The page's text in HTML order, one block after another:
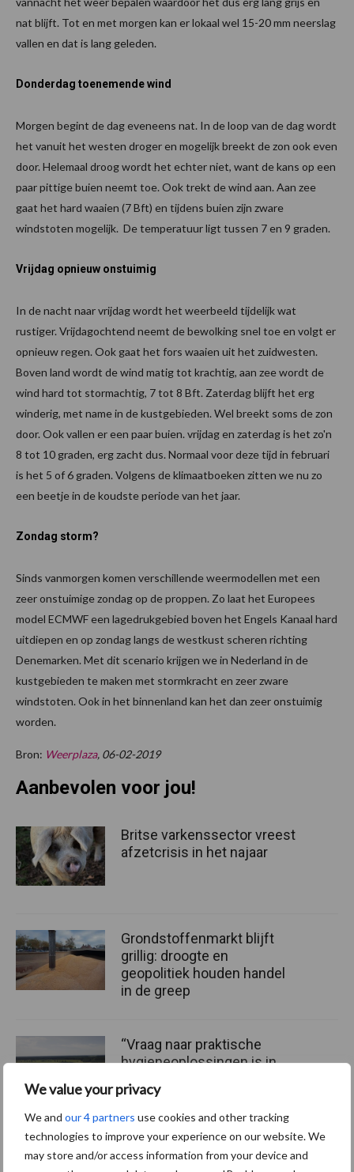
We value your privacy
We and our 4 partners use cookies and other tracking
technologies to improve your experience on our website. We
may store and/or access information from your device and
nat blijft. Tot en met morgen kan er lokaal wel 15-20 mm neerslag
vallen en dat is lang geleden.
Donderdag toenemende wind
Morgen begint de dag eveneens nat. In de loop van de dag wordt
het vanuit het westen droger en mogelijk breekt de zon ook even
door. Helemaal droog wordt het echter niet, want de kans op een
paar pittige buien neemt toe. Ook trekt de wind aan. Aan zee
gaat het hard waaien (7 Bft) en tijdens buien zijn zware
windstoten mogelijk. De temperatuur ligt tussen 7 en 9 graden.
Vrijdag opnieuw onstuimig
In de nacht naar vrijdag wordt het weerbeeld tijdelijk wat
rustiger. Vrijdagochtend neemt de bewolking snel toe en volgt er
opnieuw regen. Ook gaat het fors waaien uit het zuidwesten.
Boven land wordt de wind matig tot krachtig, aan zee wordt de
wind hard tot stormachtig, 7 tot 8 Bft. Zaterdag blijft het erg
winderig, met name in de kustgebieden. Wel breekt soms de zon
door. Ook vallen er een paar buien. vrijdag en zaterdag is het zo'n
8 tot 10 graden, erg zacht dus. Normaal voor deze tijd in februari
is het 5 of 6 graden. Volgens de klimaatboeken zitten we nu zo
een beetje in de koudste periode van het jaar.
Zondag storm?
Sinds vanmorgen komen verschillende weermodellen met een
zeer onstuimige zondag op de proppen. Zo laat het Europees
model ECMWF een lagedrukgebied boven het Engels Kanaal hard
uitdiepen en op zondag langs de westkust scheren richting
Denemarken. Met dit scenario krijgen we in Nederland in de
kustgebieden te maken met stormkracht en zeer zware
windstoten. Ook in het binnenland kan het dan zeer onstuimig
worden.
Bron: Weerplaza, 06-02-2019
Aanbevolen voor jou!
Britse varkenssector vreest
afzetcrisis in het najaar
Grondstoffenmarkt blijft
grillig: droogte en
geopolitiek houden handel
in de greep
“Vraag naar praktische
hygieneoplossingen is in
Polen groter dan ooit”
Themapagina